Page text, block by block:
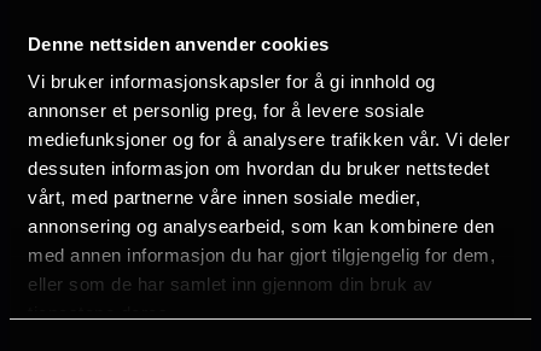
Denne nettsiden anvender cookies
Vi bruker informasjonskapsler for å gi innhold og
annonser et personlig preg, for å levere sosiale
mediefunksjoner og for å analysere trafikken vår. Vi deler
dessuten informasjon om hvordan du bruker nettstedet
vårt, med partnerne våre innen sosiale medier,
annonsering og analysearbeid, som kan kombinere den
med annen informasjon du har gjort tilgjengelig for dem,
eller som de har samlet inn gjennom din bruk av
Sjanger
Distributør
Uavhengig distribusjon
Se mer
borgerkrigen, med baryton Artur Ruciński
som Riccardo, som er forlovet med Elvira
mot hennes vilje, og bassbaryton Christian
Van Horn som Elviras sympatiske onkel
Giorgio.
Rolleliste:
Dirigent: Marco Armiliato